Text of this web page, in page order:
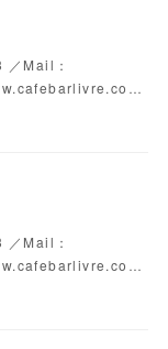
／Mail：
／Mail：